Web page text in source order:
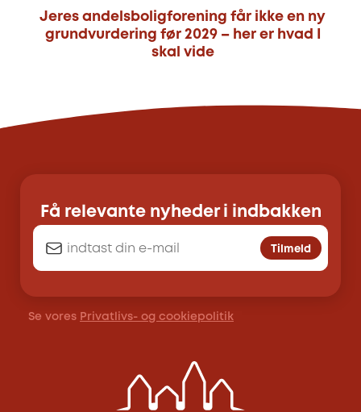
Jeres andelsboligforening får ikke en ny
grundvurdering før 2029 – her er hvad I
skal vide
Få relevante nyheder i indbakken
Tilmeld
Se vores Privatlivs- og cookiepolitik